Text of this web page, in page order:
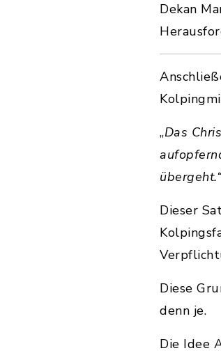
Dekan
„Das
übergeht.“
Dieser
Diese
denn je.
Die Idee